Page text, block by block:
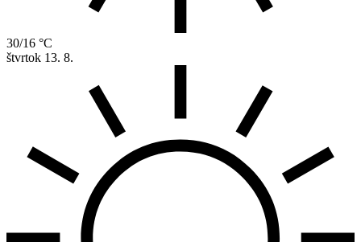
30/16 °C
štvrtok 13. 8.